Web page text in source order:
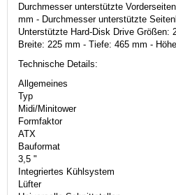
Durchmesser unterstützte
mm - Durchmesser unterstützte
Unterstützte Hard-Disk Drive Größen:
Breite: 225 mm - Tiefe: 465 mm -
Technische Details:
Allgemeines
Typ
Midi/Minitower
Formfaktor
ATX
Bauformat
3,5 "
Integriertes Kühlsystem
Lüfter